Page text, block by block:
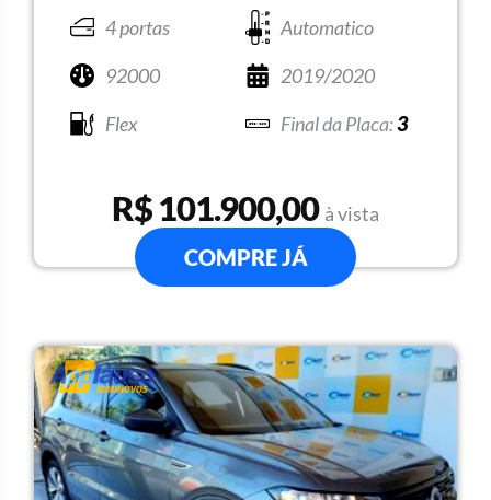
4 portas
Automatico
92000
2019/2020
Flex
3
R$ 101.900,00 à vista
COMPRE JÁ